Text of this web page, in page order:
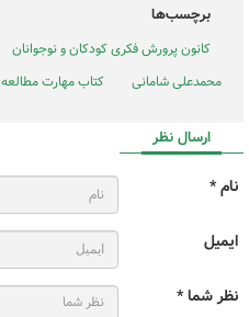
برچسب‌ها
کانون پرورش فکری کودکان و نوجوانان
محمدعلی شامانی
کتاب مهارت مطالعه
ارسال نظر
نام *
ایمیل
نظر شما *